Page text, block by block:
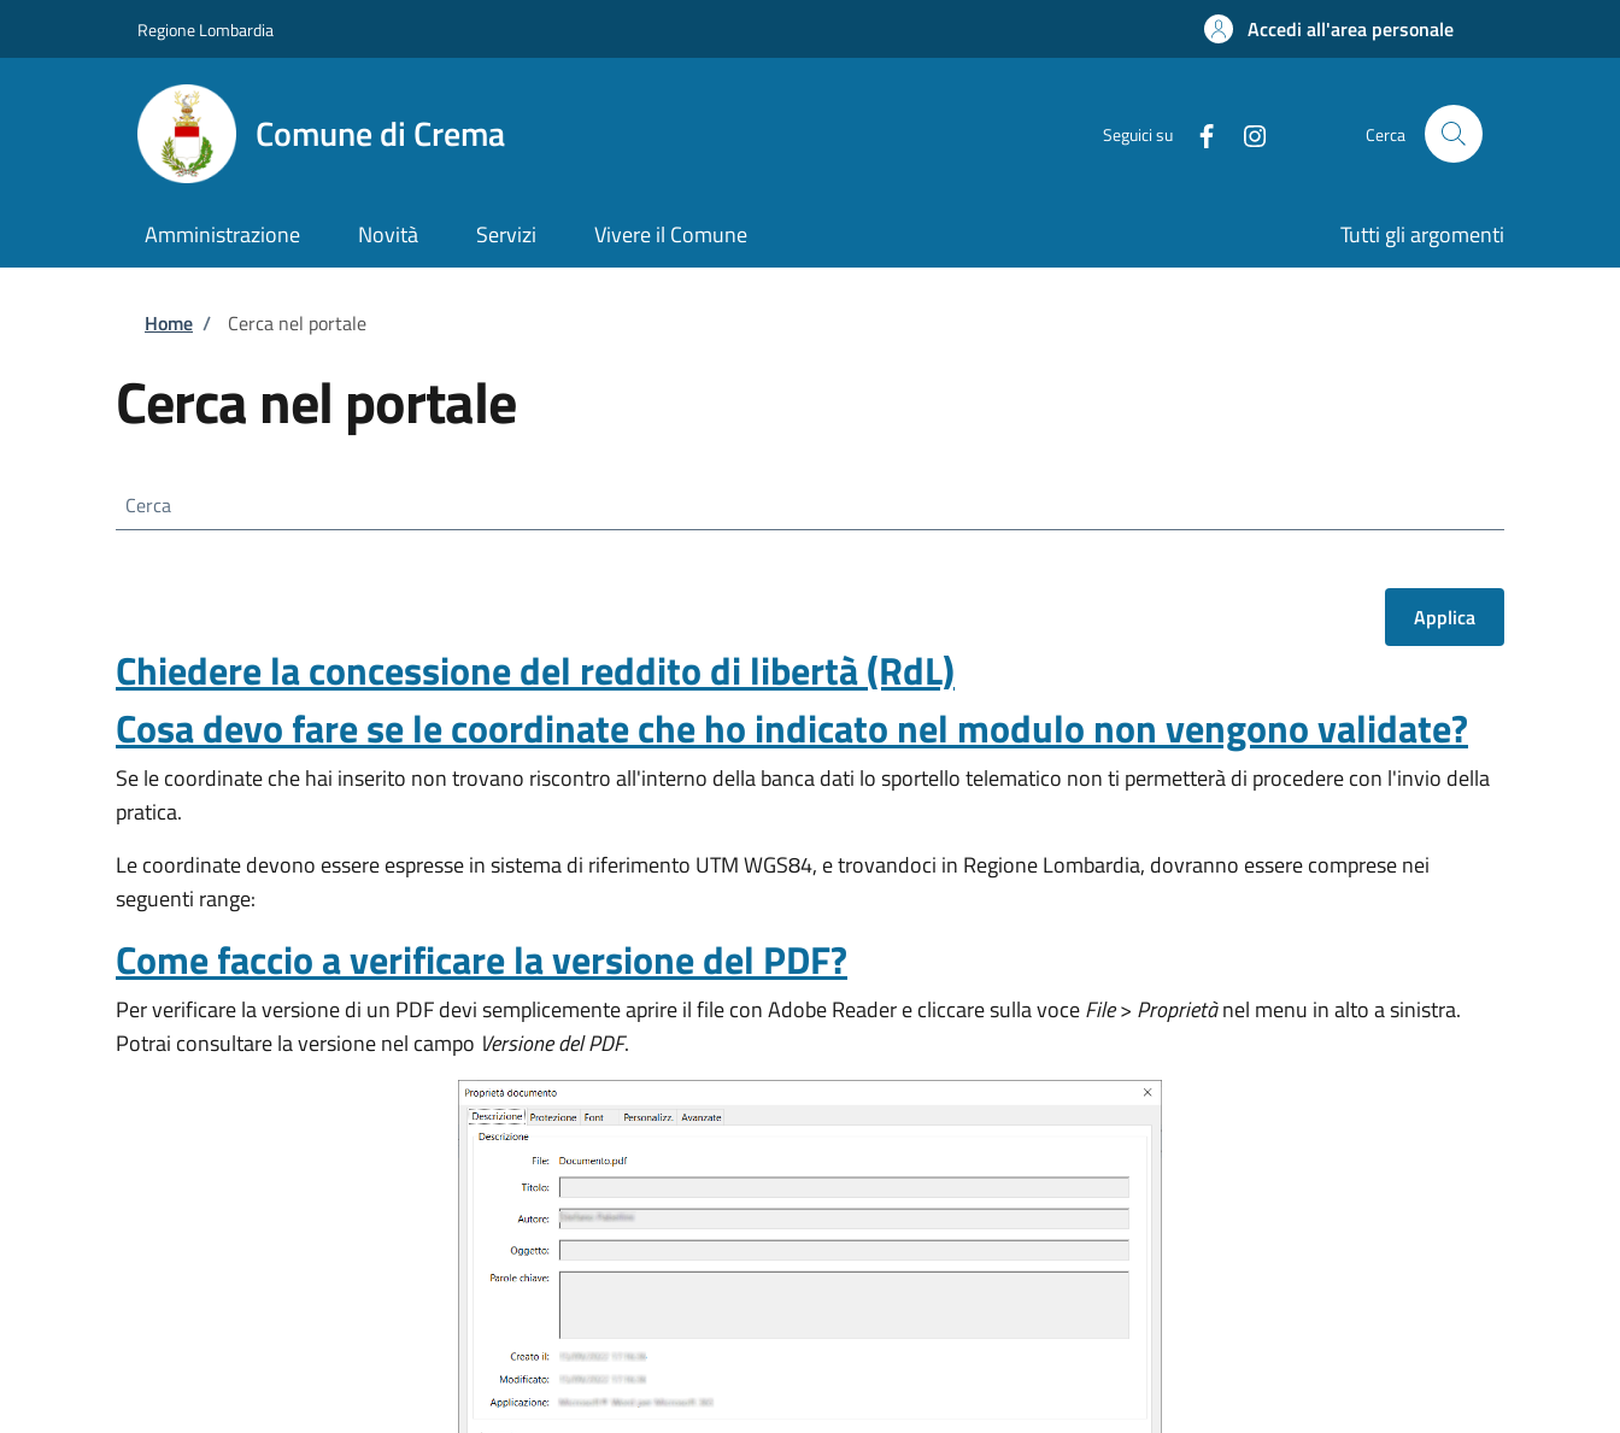
Regione Lombardia Accedi all'area personale
Comune di Crema Seguici su Cerca
Amministrazione Novità Servizi Vivere il Comune Tutti gli argomenti
Briciole di pane
Home / Cerca nel portale
Cerca nel portale
Cerca
Chiedere la concessione del reddito di libertà (RdL)
Cosa devo fare se le coordinate che ho indicato nel modulo non vengono validate?
Se le coordinate che hai inserito non trovano riscontro all'interno della banca dati lo sportello telematico non ti permetterà di procedere con l'invio della
pratica.
Le coordinate devono essere espresse in sistema di riferimento UTM WGS84, e trovandoci in Regione Lombardia, dovranno essere comprese nei
seguenti range:
Come faccio a verificare la versione del PDF?
Per verificare la versione di un PDF devi semplicemente aprire il file con Adobe Reader e cliccare sulla voceFile> Proprietànel menu in alto a sinistra.
Potrai consultare la versione nel campo Versione del PDF.